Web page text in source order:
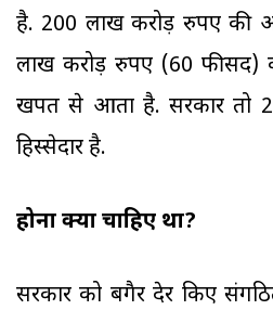
है. 200 लाख करोड़ रुपए की
लाख करोड़ रुपए (60 फीसद)
खपत से आता है. सरकार तो
हिस्सेदार है.
होना क्या चाहिए था?
सरकार को बगैर देर किए